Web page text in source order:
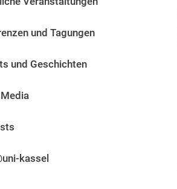
und Tagungen
und Geschichten
kassel